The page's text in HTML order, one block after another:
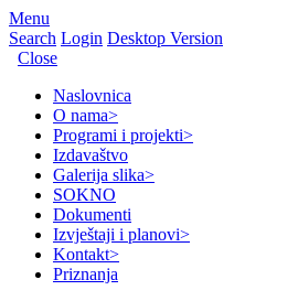
Menu
Search Login Desktop Version
Close
Naslovnica
O nama>
Programi i projekti>
Izdavaštvo
Galerija slika>
SOKNO
Dokumenti
Izvještaji i planovi>
Kontakt>
Priznanja